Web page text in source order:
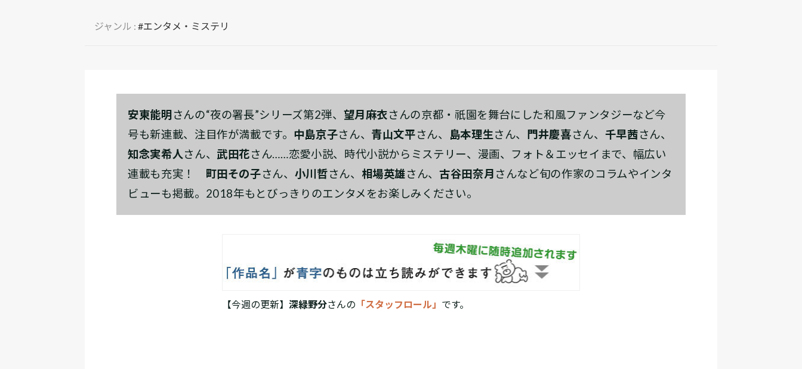
ジャンル : #エンタメ・ミステリ
安東能明 さんの“夜の署長”シリーズ第2弾、 望月麻衣さんの京都・祇園を舞台にした和風ファンタジーなど今
号も新連載、注目作が満載です。 中島京子さん、 青山文平さん、 島本理生さん、 門井慶喜さん、 千早茜さん、
知念実希人さん、 武田花さん……恋愛小説、時代小説からミステリー、漫画、フォト＆エッセイまで、幅広い
連載も充実！
町田その子さん、 小川哲さん、 相場英雄さん、古谷田奈月 さんなど旬の作家のコラムやインタ
ビューも掲載。2018年もとびっきりのエンタメをお楽しみください。
【今週の更新】 深緑野分さんの 「スタッフロール」 です。